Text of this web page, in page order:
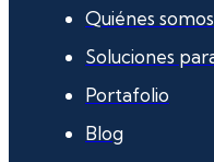
Quiénes somos
Soluciones
Portafolio
Blog